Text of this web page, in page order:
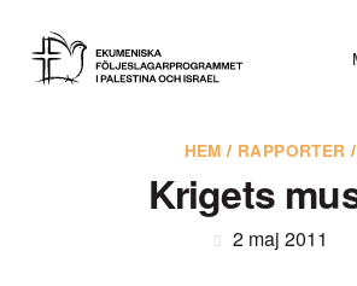
innehåll
HEM / RAPPORTER /
Krigets
2 maj 2011